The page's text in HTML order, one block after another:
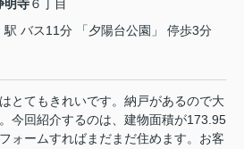
明寺６丁目
駅 バス11分 「夕陽台公園」 停歩3分
とてもきれいです。納戸があるので大
今回紹介するのは、建物面積が173.95
ォームすればまだまだ住めます。お客